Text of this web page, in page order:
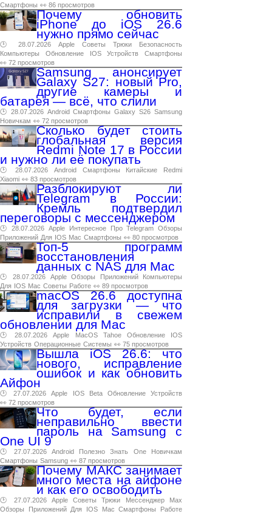
Смартфоны 👀 86 просмотров
Почему обновить
iPhone до iOS 26.6
нужно прямо сейчас
🕑 28.07.2026 Apple Советы Трюки
Безопасность
Компьютеры
Обновление IOS Устройств
Смартфоны
👀 72 просмотров
Samsung анонсирует
Galaxy S27: новый Pro,
другие камеры и
батарея — всё, что слили
🕑 28.07.2026 Android Смартфоны Galaxy S26 Samsung
Новичкам 👀 72 просмотров
Сколько будет стоить
глобальная версия
Redmi Note 17 в России
и нужно ли её покупать
🕑 28.07.2026 Android Смартфоны Китайские
Redmi
Xiaomi 👀 83 просмотров
Разблокируют ли
Telegram в России:
Кремль подтвердил
переговоры с мессенджером
🕑 28.07.2026 Apple Интересное Про Telegram Обзоры
Приложений Для IOS Mac Смартфоны 👀 80 просмотров
Топ-5 программ
восстановления
данных с NAS для Mac
🕑 28.07.2026 Apple Обзоры Приложений
Компьютеры
Для IOS Mac Советы Работе 👀 89 просмотров
macOS 26.6 доступна
для загрузки — что
исправили в свежем
обновлении для Mac
🕑 28.07.2026 Apple MacOS Tahoe Обновление
IOS
Устройств Операционные Системы 👀 75 просмотров
Вышла iOS 26.6: что
нового, исправление
ошибок и как обновить
Айфон
🕑 27.07.2026 Apple IOS Beta Обновление
Устройств
👀 72 просмотров
Что будет, если
неправильно ввести
пароль на Samsung с
One UI 9
🕑 27.07.2026 Android Полезно Знать One
Новичкам
Смартфоны Samsung 👀 87 просмотров
Почему МАКС занимает
много места на айфоне
и как его освободить
🕑 27.07.2026 Apple Советы Трюки Мессенджер
Max
Обзоры
Приложений Для IOS Mac Смартфоны
Работе